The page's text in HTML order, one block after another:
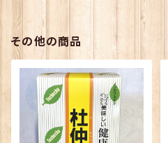
その他の商品